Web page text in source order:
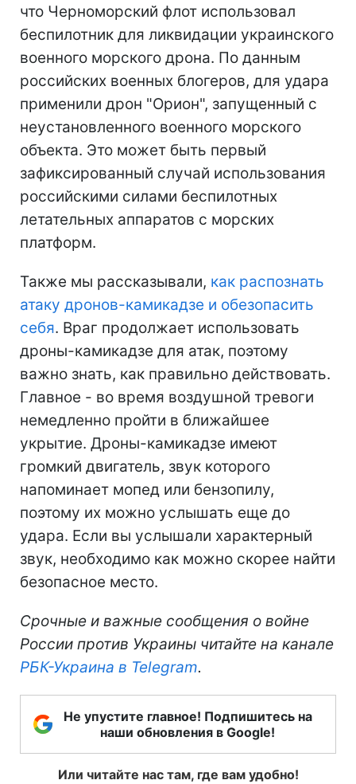
что Черноморский флот использовал
беспилотник для ликвидации украинского
военного морского дрона. По данным
российских военных блогеров, для удара
применили дрон "Орион", запущенный с
неустановленного военного морского
объекта. Это может быть первый
зафиксированный случай использования
российскими силами беспилотных
летательных аппаратов с морских
платформ.
Также мы рассказывали, как распознать
атаку дронов-камикадзе и обезопасить
себя. Враг продолжает использовать
дроны-камикадзе для атак, поэтому
важно знать, как правильно действовать.
Главное - во время воздушной тревоги
немедленно пройти в ближайшее
укрытие. Дроны-камикадзе имеют
громкий двигатель, звук которого
напоминает мопед или бензопилу,
поэтому их можно услышать еще до
удара. Если вы услышали характерный
звук, необходимо как можно скорее найти
безопасное место.
Срочные и важные сообщения о войне
России против Украины читайте на канале
РБК-Украина в Telegram.
Не упустите главное! Подпишитесь на
наши обновления в Google!
Или читайте нас там, где вам удобно!